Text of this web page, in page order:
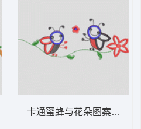
卡通猪与蔬菜刺绣图案 卡通童装章标贴布 卡通蜜蜂与